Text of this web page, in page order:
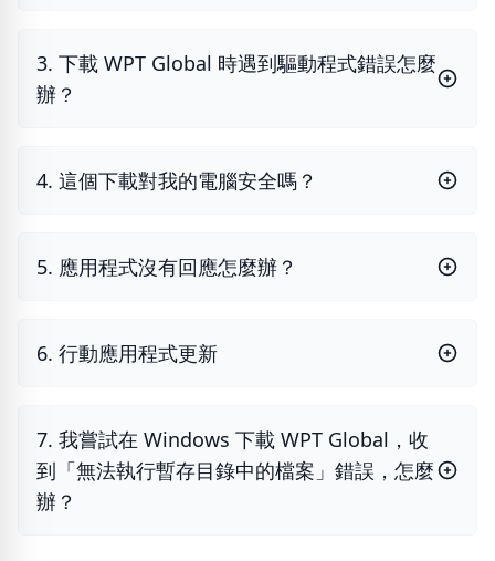
3. 下載 WPT Global 時遇到驅動程式錯誤怎麼
辦？
4. 這個下載對我的電腦安全嗎？
5. 應用程式沒有回應怎麼辦？
6. 行動應用程式更新
7. 我嘗試在 Windows 下載 WPT Global，收
到「無法執行暫存目錄中的檔案」錯誤，怎麼
辦？